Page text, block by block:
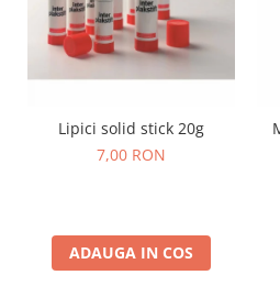
Hama Maxi Sticks
Margele HAMA MAXI
Mărgele HAMA MIDI
Perceperea timpului - TimeTimer
Stimulare senzoriala
Stimulare tactila
Lipici solid stick 20g
7,00 RON
ADAUGA IN COS